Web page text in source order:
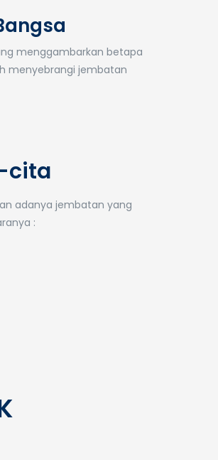
menggambarkan betapa
menyebrangi jembatan
cita
adanya jembatan yang
: